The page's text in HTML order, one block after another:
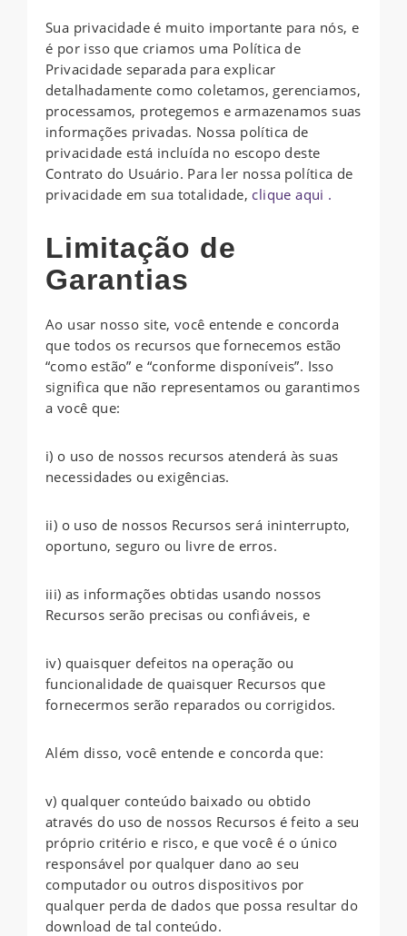
Sua privacidade é muito importante para nós, e
é por isso que criamos uma Política de
Privacidade separada para explicar
detalhadamente como coletamos, gerenciamos,
processamos, protegemos e armazenamos suas
informações privadas. Nossa política de
privacidade está incluída no escopo deste
Contrato do Usuário. Para ler nossa política de
privacidade em sua totalidade, clique aqui .
Limitação de
Garantias
Ao usar nosso site, você entende e concorda
que todos os recursos que fornecemos estão
“como estão” e “conforme disponíveis”. Isso
significa que não representamos ou garantimos
a você que:
i) o uso de nossos recursos atenderá às suas
necessidades ou exigências.
ii) o uso de nossos Recursos será ininterrupto,
oportuno, seguro ou livre de erros.
iii) as informações obtidas usando nossos
Recursos serão precisas ou confiáveis, e
iv) quaisquer defeitos na operação ou
funcionalidade de quaisquer Recursos que
fornecermos serão reparados ou corrigidos.
Além disso, você entende e concorda que:
v) qualquer conteúdo baixado ou obtido
através do uso de nossos Recursos é feito a seu
próprio critério e risco, e que você é o único
responsável por qualquer dano ao seu
computador ou outros dispositivos por
qualquer perda de dados que possa resultar do
download de tal conteúdo.